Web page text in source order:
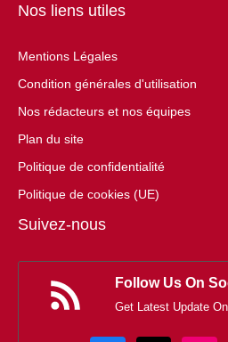
Nos liens utiles
Mentions Légales
Condition générales d'utilisation
Nos rédacteurs et nos équipes
Plan du site
Politique de confidentialité
Politique de cookies (UE)
Suivez-nous
Follow Us On
Get Latest Update